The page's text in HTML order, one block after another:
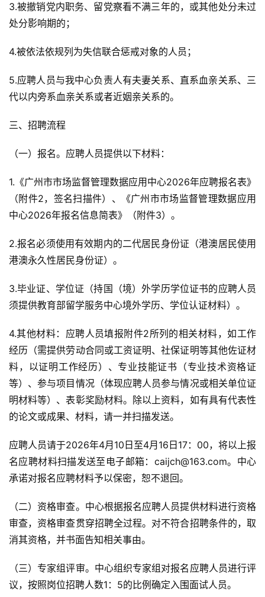
3.被撤销党内职务、留党察看不满三年的，或其他处分未过
处分影响期的；
4.被依法依规列为失信联合惩戒对象的人员；
5.应聘人员与我中心负责人有夫妻关系、直系血亲关系、三
代以内旁系血亲关系或者近姻亲关系的。
三、招聘流程
（一）报名。应聘人员提供以下材料：
1.《广州市市场监督管理数据应用中心2026年应聘报名表》
（附件2，签名扫描件）、《广州市市场监督管理数据应用
中心2026年报名信息简表》（附件3）。
2.报名必须使用有效期内的二代居民身份证（港澳居民使用
港澳永久性居民身份证）。
3.毕业证、学位证（持国（境）外学历学位证书的应聘人员
须提供教育部留学服务中心境外学历、学位认证材料）。
4.其他材料：应聘人员填报附件2所列的相关材料，如工作
经历（需提供劳动合同或工资证明、社保证明等其他佐证材
料，以证明工作经历）、专业技能证书（专业技术资格证
等）、参与项目情况（体现应聘人员参与情况或相关单位证
明材料等）、表彰奖励材料。除以上资料，如有具有代表性
的论文或成果、材料，请一并扫描发送。
应聘人员请于2026年4月10日至4月16日17：00，将以上报
名应聘材料扫描发送至电子邮箱：caijch@163.com。中心
承诺对报名应聘材料予以保密，恕不退回。
（二）资格审查。中心根据报名应聘人员提供材料进行资格
审查，资格审查贯穿招聘全过程。对不符合招聘条件的，取
消其资格，并书面告知相关事由。
（三）专家组评审。中心组织专家组对报名应聘人员进行评
议，按照岗位招聘人数1：5的比例确定入围面试人员。